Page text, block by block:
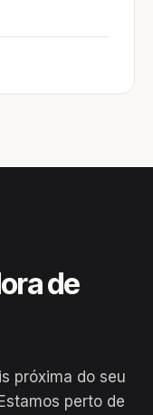
de
próxima do seu
perto de